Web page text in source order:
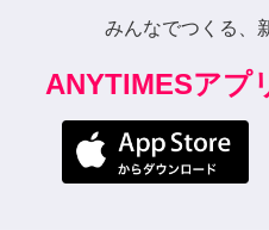
みんなでつくる、
ANYTIMESアプ